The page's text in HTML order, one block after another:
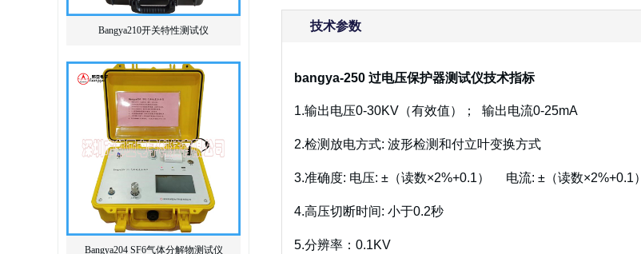
Bangya210开关特性测试仪
Bangya204 SF6气体分解物测试仪
技术参数
bangya-250 过电压保护器测试仪技术指标
1.输出电压0-30KV（有效值）； 输出电流0-25mA
2.检测放电方式: 波形检测和付立叶变换方式
3.准确度: 电压: ±（读数×2%+0.1） 电流: ±（读数×2%+0.1）
4.高压切断时间: 小于0.2秒
5.分辨率：0.1KV